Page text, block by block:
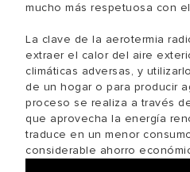
mucho más respetuosa con
La clave de la aerotermia
extraer el calor del aire
climáticas adversas, y
de un hogar o para producir
proceso se realiza a través
que aprovecha la energía
traduce en un menor
considerable ahorro